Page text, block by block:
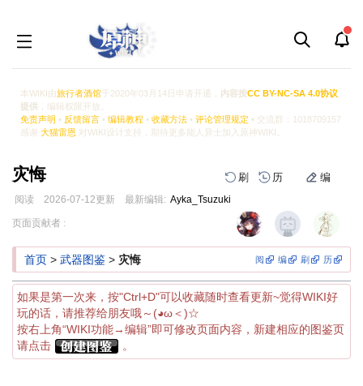
本WIKI由旅行者酒馆于2020年03月14日申请开通， 内容按CC BY-NC-SA 4.0协议
提供 ，编辑权限开放。
免责声明 • 反馈留言 • 编辑教程 • 收藏方法 • 评论管理规定 • 交流群：1018709157
感谢 大猫雷恩 对WIKI设计支持，期待更多能人异士加入原神WIKI。
灾悔 刷 历 编
阅读 2026-07-12更新 最新编辑: Ayka_Tsuzuki
跳
导
跳
搜
页面贡献者 :
阅 编 刷 历
首页 > 武器图鉴 > 灾悔
如果是第一次来，按"Ctrl+D"可以收藏随时查看更新~觉得WIKI好
玩的话，请推荐给朋友哦～(◕ω＜)☆
按右上角“WIKI功能→编辑”即可修改页面内容，新建相应的图鉴页
请点击
。